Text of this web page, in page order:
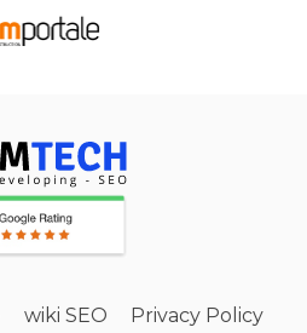
wiki SEO Privacy Policy